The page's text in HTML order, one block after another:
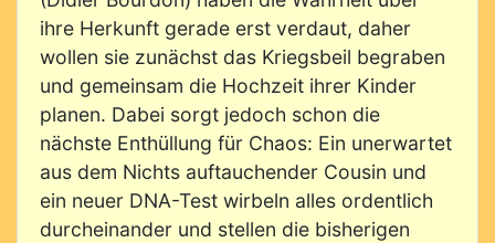
ihre Herkunft gerade erst verdaut, daher
wollen sie zunächst das Kriegsbeil begraben
und gemeinsam die Hochzeit ihrer Kinder
planen. Dabei sorgt jedoch schon die
nächste Enthüllung für Chaos: Ein unerwartet
aus dem Nichts auftauchender Cousin und
ein neuer DNA-Test wirbeln alles ordentlich
durcheinander und stellen die bisherigen